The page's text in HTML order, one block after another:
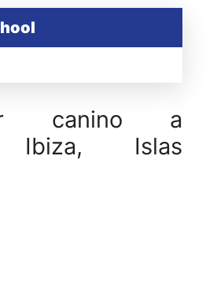
canino a
Ibiza, Islas